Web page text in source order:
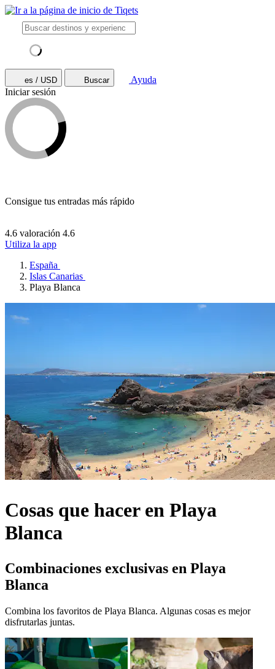
es / USD Buscar
Ayuda
Iniciar sesión
Consigue tus entradas más rápido
4.6 valoración 4.6
Utiliza la app
España
Islas Canarias
Playa Blanca
Cosas que hacer en Playa
Blanca
Combinaciones exclusivas en Playa
Blanca
Combina los favoritos de Playa Blanca. Algunas cosas es mejor
disfrutarlas juntas.